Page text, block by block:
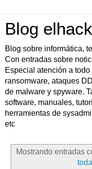
Blog
Blog sobre informática,
Con entradas sobre
Especial atención a
ransomware, ataques
de malware y spyware.
software, manuales,
herramientas de
etc
Mostrando entradas